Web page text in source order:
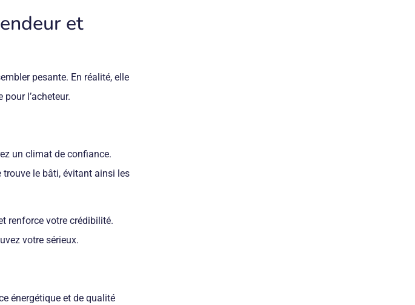
et
pesante. En réalité, elle
l’acheteur.
un climat de confiance.
trouve le bâti, évitant ainsi les
renforce votre crédibilité.
votre sérieux.
énergétique et de qualité